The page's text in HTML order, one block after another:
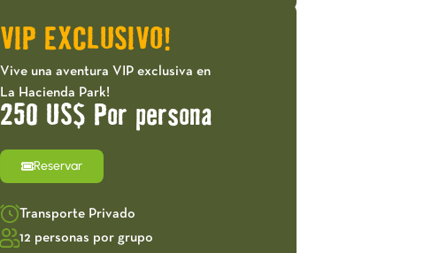
VIP EXCLUSIVO!
Vive una aventura VIP exclusiva en
La Hacienda Park!
250 US$ Por persona
Reservar
Transporte Privado
12 personas por grupo